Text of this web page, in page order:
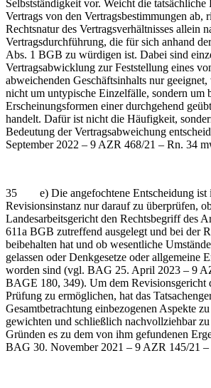
Selbstständigkeit vor. Weicht die
Vertrags von den Vertragsbestimmungen ab,
Rechtsnatur des Vertragsverhältnisses allein
Vertragsdurchführung, die für sich anhand
Abs. 1 BGB zu würdigen ist. Dabei sind
Vertragsabwicklung zur Feststellung eines
abweichenden Geschäftsinhalts nur geeignet,
nicht um untypische Einzelfälle, sondern um
Erscheinungsformen einer durchgehend
handelt. Dafür ist nicht die Häufigkeit,
Bedeutung der Vertragsabweichung
September 2022 – 9 AZR 468/21 – Rn. 34
35 e) Die angefochtene Entscheidung ist
Revisionsinstanz nur darauf zu überprüfen,
Landesarbeitsgericht den Rechtsbegriff des
611a BGB zutreffend ausgelegt und bei der
beibehalten hat und ob wesentliche
gelassen oder Denkgesetze oder allgemeine
worden sind (vgl. BAG 25. April 2023 – 9
BAGE 180, 349). Um dem Revisionsgericht
Prüfung zu ermöglichen, hat das
Gesamtbetrachtung einbezogenen Aspekte
gewichten und schließlich nachvollziehbar
Gründen es zu dem von ihm gefundenen
BAG 30. November 2021 – 9 AZR 145/21 –